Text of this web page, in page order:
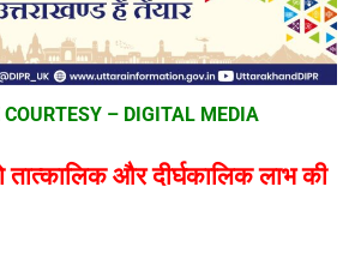
COURTESY – DIGITAL MEDIA
तात्कालिक और दीर्घकालिक लाभ की